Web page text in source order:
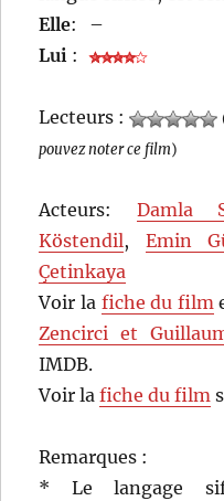
Elle:
–
Lui :
Lecteurs :
pouvez noter ce film)
Acteurs: Damla
Köstendil, Emin
Çetinkaya
Voir la fiche du film
Zencirci et
IMDB.
Voir lafiche du film
Remarques :
* Le langage